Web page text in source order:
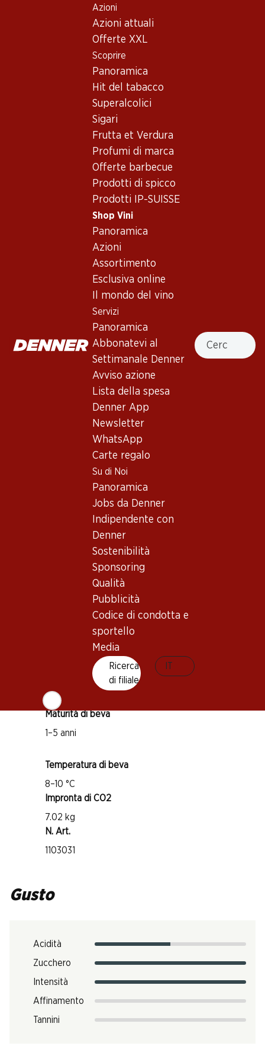
Azioni
Azioni attuali
Offerte XXL
Scoprire
Panoramica
Hit del tabacco
Superalcolici
Sigari
Frutta et Verdura
Profumi di marca
Offerte barbecue
Prodotti di spicco
Prodotti IP-SUISSE
Shop Vini
Panoramica
Azioni
Assortimento
Esclusiva online
Il mondo del vino
Servizi
Panoramica
Abbonatevi al
Settimanale Denner
Avviso azione
Lista della spesa
Denner App
Newsletter
WhatsApp
Carte regalo
Su di Noi
Panoramica
Jobs da Denner
Indipendente con
Denner
Sostenibilità
Sponsoring
Qualità
Pubblicità
Codice di condotta e
sportello
Media
Ricerca
di filiale
Cercare
Vino/champagne
Vallese
Légende d’Automne blanc AOC Valais
Fronte Retro Imballaggio
Légende d’Automne blanc AOC
Svizzera Vallese , 2024
Giallo oro brillante. Al naso, aromi complessi di miele, frutta
candita e un tocco di rosa. Al palato pieno, con una piacevole
Buono a sapersi
Malvoisie (Pinot Gris)
Vino bianco
Maturità di beva
1–5 anni
Temperatura di beva
8–10 °C
Impronta di CO2
7.02 kg
N. Art.
1103031
Gusto
Acidità
Zucchero
Intensità
Affinamento
Tannini